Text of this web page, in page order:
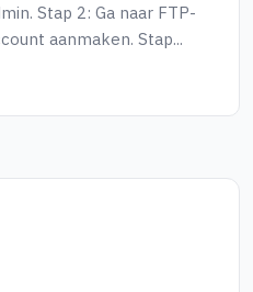
Stap 2: Ga naar FTP-
aanmaken. Stap...